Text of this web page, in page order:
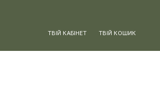
ТВІЙ КАБІНЕТ ТВІЙ КОШИК